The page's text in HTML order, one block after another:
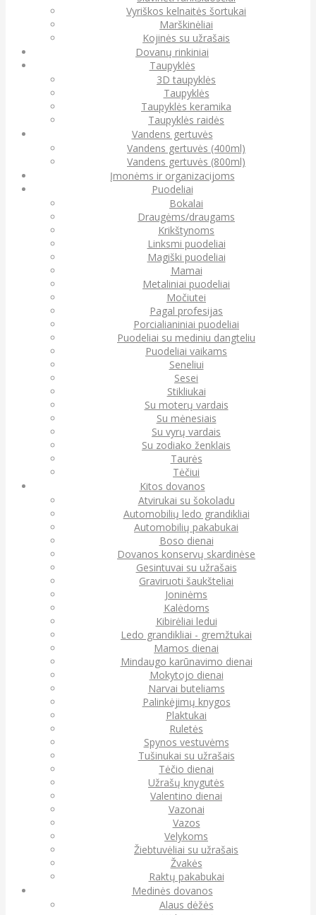
Vyriškos kelnaitės šortukai
Marškinėliai
Kojinės su užrašais
Dovanų rinkiniai
Taupyklės
3D taupyklės
Taupyklės
Taupyklės keramika
Taupyklės raidės
Vandens gertuvės
Vandens gertuvės (400ml)
Vandens gertuvės (800ml)
Įmonėms ir organizacijoms
Puodeliai
Bokalai
Draugėms/draugams
Krikštynoms
Linksmi puodeliai
Magiški puodeliai
Mamai
Metaliniai puodeliai
Močiutei
Pagal profesijas
Porcialianiniai puodeliai
Puodeliai su mediniu dangteliu
Puodeliai vaikams
Seneliui
Sesei
Stikliukai
Su moterų vardais
Su mėnesiais
Su vyrų vardais
Su zodiako ženklais
Taurės
Tėčiui
Kitos dovanos
Atvirukai su šokoladu
Automobilių ledo grandikliai
Automobilių pakabukai
Boso dienai
Dovanos konservų skardinėse
Gesintuvai su užrašais
Graviruoti šaukšteliai
Joninėms
Kalėdoms
Kibirėliai ledui
Ledo grandikliai - gremžtukai
Mamos dienai
Mindaugo karūnavimo dienai
Mokytojo dienai
Narvai buteliams
Palinkėjimų knygos
Plaktukai
Ruletės
Spynos vestuvėms
Tušinukai su užrašais
Tėčio dienai
Užrašų knygutės
Valentino dienai
Vazonai
Vazos
Velykoms
Žiebtuvėliai su užrašais
Žvakės
Raktų pakabukai
Medinės dovanos
Alaus dėžės